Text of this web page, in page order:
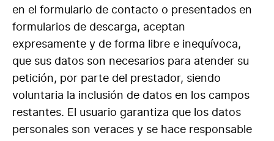
en el formulario de contacto o presentados en
formularios de descarga, aceptan
expresamente y de forma libre e inequívoca,
que sus datos son necesarios para atender su
petición, por parte del prestador, siendo
voluntaria la inclusión de datos en los campos
restantes. El usuario garantiza que los datos
personales son veraces y se hace responsable